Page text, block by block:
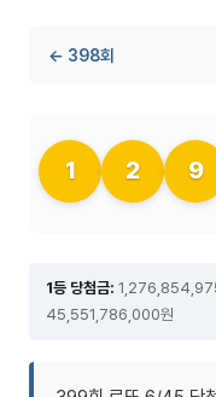
← 398회
1 2 9
1등 당첨금:
45,551,786,000원